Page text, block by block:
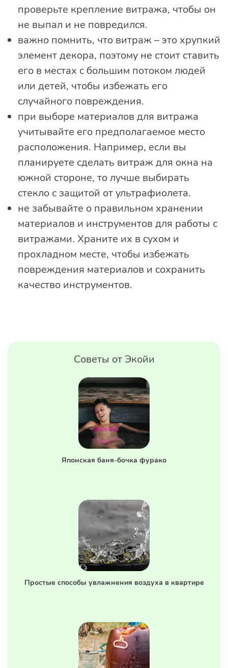
проверьте крепление витража, чтобы он
не выпал и не повредился.
важно помнить, что витраж – это хрупкий
элемент декора, поэтому не стоит ставить
его в местах с большим потоком людей
или детей, чтобы избежать его
случайного повреждения.
при выборе материалов для витража
учитывайте его предполагаемое место
расположения. Например, если вы
планируете сделать витраж для окна на
южной стороне, то лучше выбирать
стекло с защитой от ультрафиолета.
не забывайте о правильном хранении
материалов и инструментов для работы с
витражами. Храните их в сухом и
прохладном месте, чтобы избежать
повреждения материалов и сохранить
качество инструментов.
Советы от Экойи
Японская баня-бочка фурако
Простые способы увлажнения воздуха в квартире